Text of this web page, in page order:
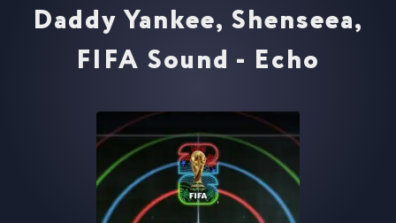
Daddy Yankee, Shenseea,
FIFA Sound - Echo